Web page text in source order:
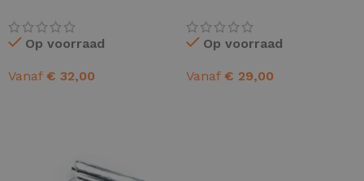
Op voorraad
Vanaf € 32,00
Op voorraad
Vanaf € 29,00